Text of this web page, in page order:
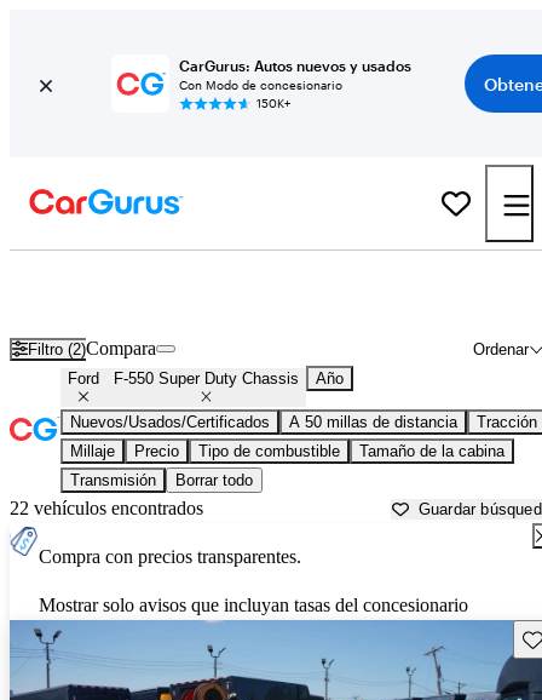
CarGurus: Autos nuevos y usados
Con Modo de concesionario
150K+
Filtro (2) Ordenar
Compara
Ford F-550 Super Duty Chassis Año
Nuevos/Usados/Certificados A 50 millas de distancia
Tracción
Millaje
Precio Tipo de combustible
Tamaño de la cabina
Transmisión
Borrar todo
22 vehículos encontrados Guardar
Compra con precios transparentes.
Mostrar solo avisos que incluyan tasas del concesionario